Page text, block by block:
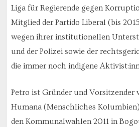
Liga für Regierende gegen
Mitglied der Partido Liberal (bis
wegen ihrer institutionellen
und der Polizei sowie der
die immer noch indigene
Petro ist Gründer und Vorsitzender
Humana (Menschliches
den Kommunalwahlen 2011 in